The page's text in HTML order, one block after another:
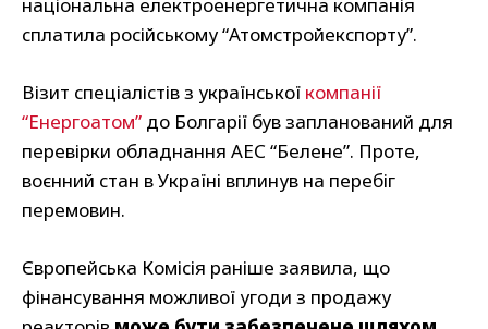
національна електроенергетична компанія
сплатила російському “Атомстройекспорту”.
Візит спеціалістів з української компанії
“Енергоатом” до Болгарії був запланований для
перевірки обладнання АЕС “Белене”. Проте,
воєнний стан в Україні вплинув на перебіг
перемовин.
Європейська Комісія раніше заявила, що
фінансування можливої угоди з продажу